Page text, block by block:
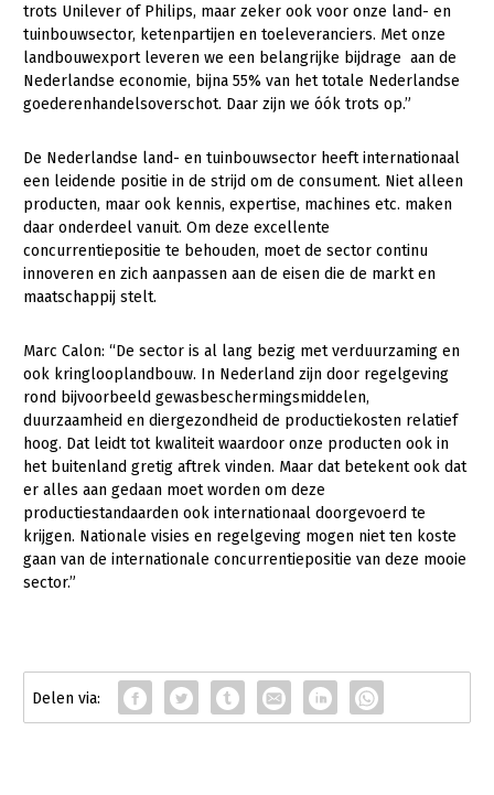
Mensen
Bestuur en Directie
Medewerkers
Jaarverslag 2023
Vacatures
Contact
trots Unilever of Philips, maar zeker ook voor onze land- en
tuinbouwsector, ketenpartijen en toeleveranciers. Met onze
landbouwexport leveren we een belangrijke bijdrage aan de
Nederlandse economie, bijna 55% van het totale Nederlandse
goederenhandelsoverschot. Daar zijn we óók trots op.”
De Nederlandse land- en tuinbouwsector heeft internationaal
een leidende positie in de strijd om de consument. Niet alleen
producten, maar ook kennis, expertise, machines etc. maken
daar onderdeel vanuit. Om deze excellente
concurrentiepositie te behouden, moet de sector continu
innoveren en zich aanpassen aan de eisen die de markt en
maatschappij stelt.
Marc Calon: “De sector is al lang bezig met verduurzaming en
ook kringlooplandbouw. In Nederland zijn door regelgeving
rond bijvoorbeeld gewasbeschermingsmiddelen,
duurzaamheid en diergezondheid de productiekosten relatief
hoog. Dat leidt tot kwaliteit waardoor onze producten ook in
het buitenland gretig aftrek vinden. Maar dat betekent ook dat
er alles aan gedaan moet worden om deze
productiestandaarden ook internationaal doorgevoerd te
krijgen. Nationale visies en regelgeving mogen niet ten koste
gaan van de internationale concurrentiepositie van deze mooie
sector.”